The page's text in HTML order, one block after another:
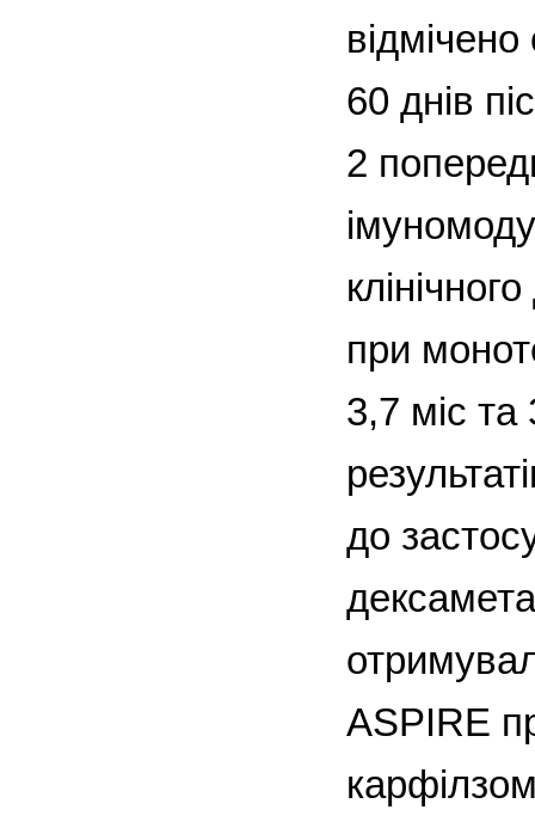
60 днів
2
при
3,7 міс
до
ASPIRE